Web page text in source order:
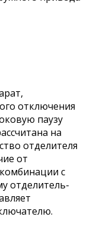
отключения
паузу
на
отделителя
от
с
отделитель-